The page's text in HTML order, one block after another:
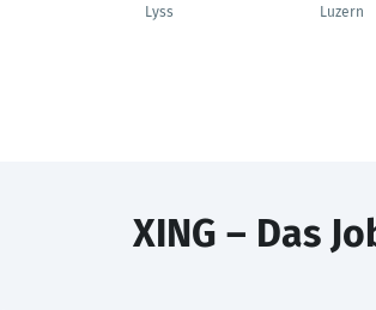
Lyss
Luzern
XING – Das